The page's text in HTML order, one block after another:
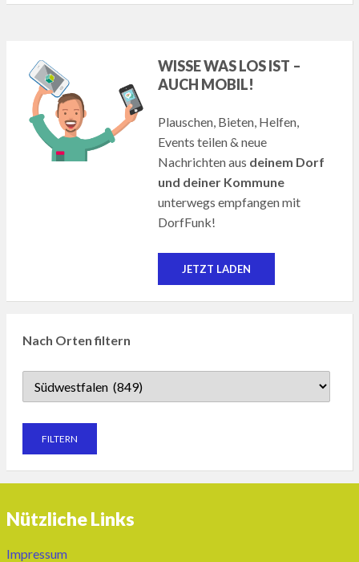
WISSE WAS LOS IST –
AUCH MOBIL!
Plauschen, Bieten, Helfen,
Events teilen & neue
Nachrichten aus deinem Dorf
und deiner Kommune
unterwegs empfangen mit
DorfFunk!
JETZT LADEN
Nach Orten filtern
Nützliche Links
Impressum